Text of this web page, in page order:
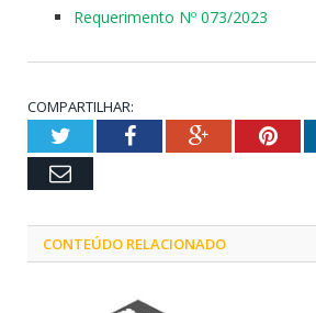
Requerimento Nº 073/2023
COMPARTILHAR:
TwitterFacebookGoogle+
Email
CONTEÚDO RELACIONADO